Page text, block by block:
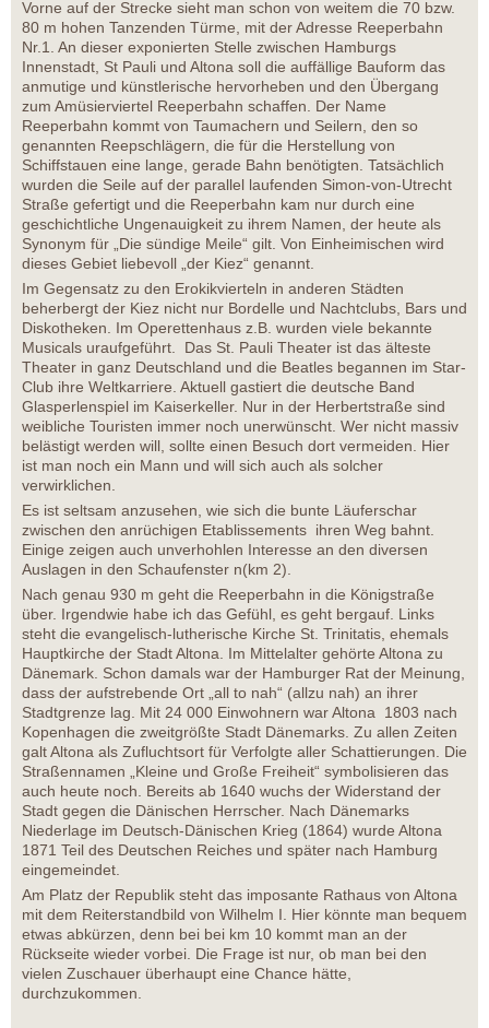
Vorne auf der Strecke sieht man schon von weitem die 70 bzw.
80 m hohen Tanzenden Türme, mit der Adresse Reeperbahn
Nr.1. An dieser exponierten Stelle zwischen Hamburgs
Innenstadt, St Pauli und Altona soll die auffällige Bauform das
anmutige und künstlerische hervorheben und den Übergang
zum Amüsierviertel Reeperbahn schaffen. Der Name
Reeperbahn kommt von Taumachern und Seilern, den so
genannten Reepschlägern, die für die Herstellung von
Schiffstauen eine lange, gerade Bahn benötigten. Tatsächlich
wurden die Seile auf der parallel laufenden Simon-von-Utrecht
Straße gefertigt und die Reeperbahn kam nur durch eine
geschichtliche Ungenauigkeit zu ihrem Namen, der heute als
Synonym für „Die sündige Meile“ gilt. Von Einheimischen wird
dieses Gebiet liebevoll „der Kiez“ genannt.
Im Gegensatz zu den Erokikvierteln in anderen Städten
beherbergt der Kiez nicht nur Bordelle und Nachtclubs, Bars und
Diskotheken. Im Operettenhaus z.B. wurden viele bekannte
Musicals uraufgeführt. Das St. Pauli Theater ist das älteste
Theater in ganz Deutschland und die Beatles begannen im Star-
Club ihre Weltkarriere. Aktuell gastiert die deutsche Band
Glasperlenspiel im Kaiserkeller. Nur in der Herbertstraße sind
weibliche Touristen immer noch unerwünscht. Wer nicht massiv
belästigt werden will, sollte einen Besuch dort vermeiden. Hier
ist man noch ein Mann und will sich auch als solcher
verwirklichen.
Es ist seltsam anzusehen, wie sich die bunte Läuferschar
zwischen den anrüchigen Etablissements ihren Weg bahnt.
Einige zeigen auch unverhohlen Interesse an den diversen
Auslagen in den Schaufenster n(km 2).
Nach genau 930 m geht die Reeperbahn in die Königstraße
über. Irgendwie habe ich das Gefühl, es geht bergauf. Links
steht die evangelisch-lutherische Kirche St. Trinitatis, ehemals
Hauptkirche der Stadt Altona. Im Mittelalter gehörte Altona zu
Dänemark. Schon damals war der Hamburger Rat der Meinung,
dass der aufstrebende Ort „all to nah“ (allzu nah) an ihrer
Stadtgrenze lag. Mit 24 000 Einwohnern war Altona 1803 nach
Kopenhagen die zweitgrößte Stadt Dänemarks. Zu allen Zeiten
galt Altona als Zufluchtsort für Verfolgte aller Schattierungen. Die
Straßennamen „Kleine und Große Freiheit“ symbolisieren das
auch heute noch. Bereits ab 1640 wuchs der Widerstand der
Stadt gegen die Dänischen Herrscher. Nach Dänemarks
Niederlage im Deutsch-Dänischen Krieg (1864) wurde Altona
1871 Teil des Deutschen Reiches und später nach Hamburg
eingemeindet.
Am Platz der Republik steht das imposante Rathaus von Altona
mit dem Reiterstandbild von Wilhelm I. Hier könnte man bequem
etwas abkürzen, denn bei bei km 10 kommt man an der
Rückseite wieder vorbei. Die Frage ist nur, ob man bei den
vielen Zuschauer überhaupt eine Chance hätte,
durchzukommen.